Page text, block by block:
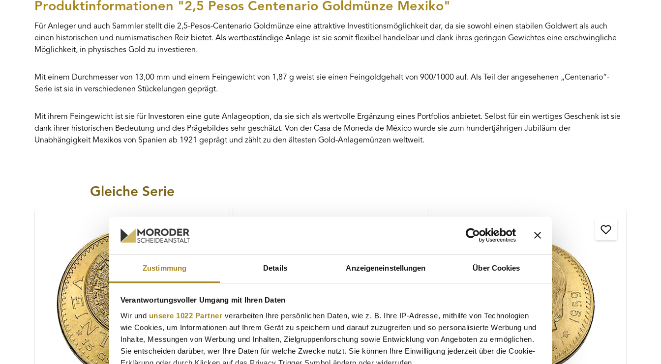
Zustimmung Details Anzeigeneinstellungen Über Cookies
Verantwortungsvoller Umgang mit Ihren Daten
Wir und unsere 1022 Partner verarbeiten Ihre persönlichen Daten, wie z. B. Ihre IP-Adresse, mithilfe von Technologien
wie Cookies, um Informationen auf Ihrem Gerät zu speichern und darauf zuzugreifen und so personalisierte Werbung und
Inhalte, Messungen von Werbung und Inhalten, Zielgruppenforschung sowie Entwicklung von Angeboten zu ermöglichen.
Sie entscheiden darüber, wer Ihre Daten für welche Zwecke nutzt. Sie können Ihre Einwilligung jederzeit über die Cookie-
Produktinformationen "2,5 Pesos Centenario Goldmünze Mexiko"
Für Anleger und auch Sammler stellt die 2,5-Pesos-Centenario Goldmünze eine attraktive Investitionsmöglichkeit dar, da sie sowohl einen stabilen Goldwert als auch
einen historischen und numismatischen Reiz bietet. Als wertbeständige Anlage ist sie somit flexibel handelbar und dank ihres geringen Gewichtes eine erschwingliche
Möglichkeit, in physisches Gold zu investieren.
Mit einem Durchmesser von 13,00 mm und einem Feingewicht von 1,87 g weist sie einen Feingoldgehalt von 900/1000 auf. Als Teil der angesehenen „Centenario“-
Serie ist sie in verschiedenen Stückelungen geprägt.
Mit ihrem Feingewicht ist sie für Investoren eine gute Anlageoption, da sie sich als wertvolle Ergänzung eines Portfolios anbietet. Selbst für ein wertiges Geschenk ist sie
dank ihrer historischen Bedeutung und des Prägebildes sehr geschätzt. Von der Casa de Moneda de México wurde sie zum hundertjährigen Jubiläum der
Unabhängigkeit Mexikos von Spanien ab 1921 geprägt und zählt zu den ältesten Gold-Anlagemünzen weltweit.
Gleiche Serie